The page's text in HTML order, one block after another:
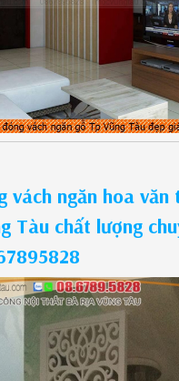
vách ngăn hoa văn
Tàu chất lượng